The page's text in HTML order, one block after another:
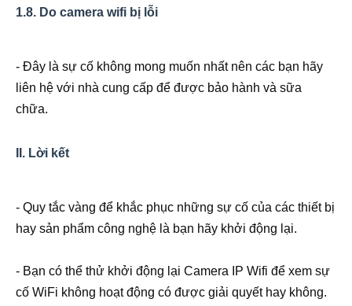
1.8. Do camera wifi bị lỗi
- Đây là sự cố không mong muốn nhất nên các bạn hãy
liên hệ với nhà cung cấp để được bảo hành và sữa
chữa.
II. Lời kết
- Quy tắc vàng để khắc phục những sự cố của các thiết bị
hay sản phẩm công nghệ là bạn hãy khởi động lại.
- Bạn có thể thử khởi động lại Camera IP Wifi để xem sự
cố WiFi không hoạt động có được giải quyết hay không.